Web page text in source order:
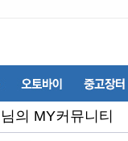
님의 MY커뮤니티